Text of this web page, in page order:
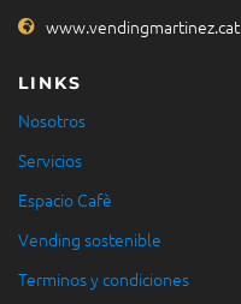
www.vendingmartinez.cat
LINKS
Nosotros
Servicios
Espacio Cafè
Vending sostenible
Terminos y condiciones